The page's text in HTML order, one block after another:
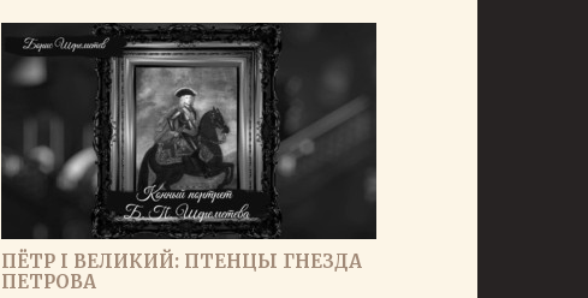
ПЁТР I ВЕЛИКИЙ: ПТЕНЦЫ ГНЕЗДА
ПЕТРОВА